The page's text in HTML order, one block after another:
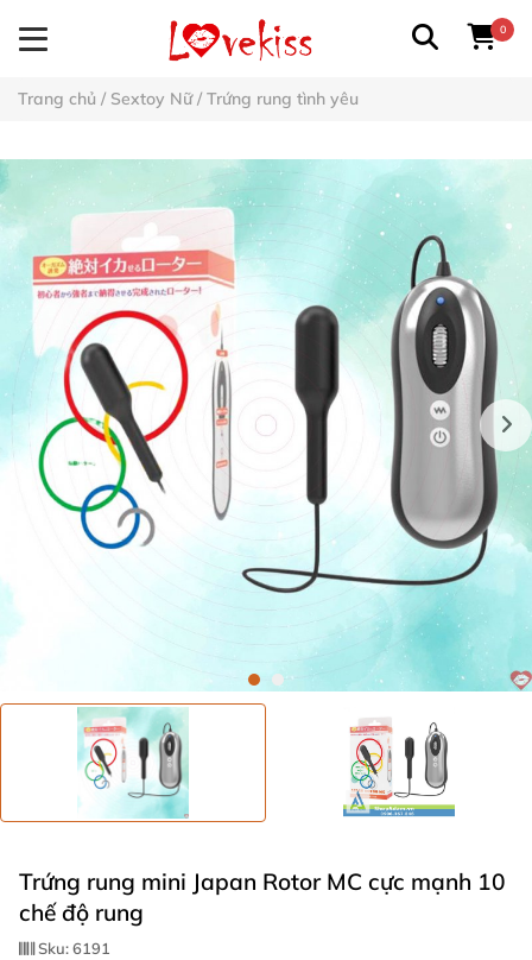
0
Trang chủ / Sextoy Nữ/ Trứng rung tình yêu
Trứng rung mini Japan Rotor MC cực mạnh 10
chế độ rung
Sku:6191